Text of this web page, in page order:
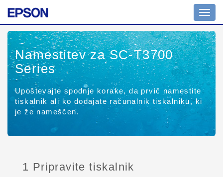
Namestitev za SC-T3700
Series
Upoštevajte spodnje korake, da prvič namestite
tiskalnik ali ko dodajate računalnik tiskalniku, ki
je že nameščen.
1 Pripravite tiskalnik